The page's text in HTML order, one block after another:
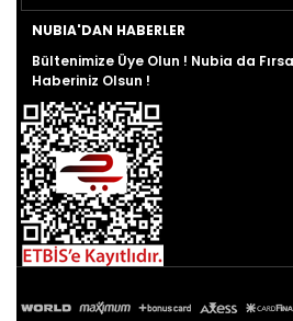
NUBIA'DAN HABERLER
Bültenimize Üye Olun ! Nubia da
Haberiniz Olsun !